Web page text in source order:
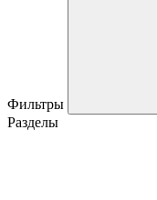
Фильтры
Разделы